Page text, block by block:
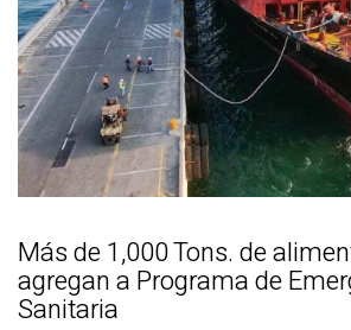
Más de 1,000 Tons. de
agregan a Programa de
Sanitaria